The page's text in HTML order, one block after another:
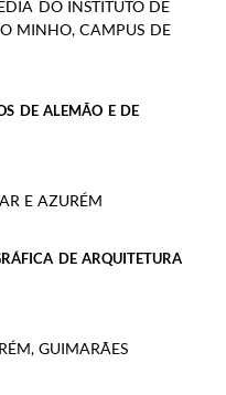
DO INSTITUTO DE
MINHO, CAMPUS DE
DE ALEMÃO E DE
E AZURÉM
DE ARQUITETURA
GUIMARÃES